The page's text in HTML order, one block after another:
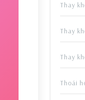
Thay
Thay
Thay
Thoái